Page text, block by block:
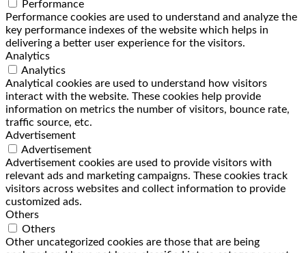
Performance
Performance cookies are used to understand and analyze the
key performance indexes of the website which helps in
delivering a better user experience for the visitors.
Analytics
Analytics
Analytical cookies are used to understand how visitors
interact with the website. These cookies help provide
information on metrics the number of visitors, bounce rate,
traffic source, etc.
Advertisement
Advertisement
Advertisement cookies are used to provide visitors with
relevant ads and marketing campaigns. These cookies track
visitors across websites and collect information to provide
customized ads.
Others
Others
Other uncategorized cookies are those that are being